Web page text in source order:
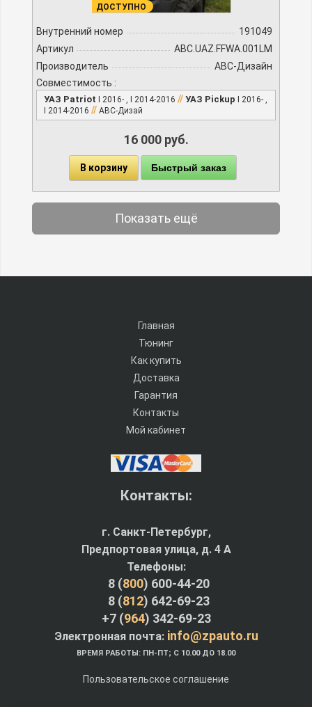
ДОСТУПНО
Внутренний номер
191049
Артикул
ABC.UAZ.FFWA.001LM
Производитель
АВС-Дизайн
Совместимость :
УАЗ Patriot I 2016- , I 2014-2016 // УАЗ Pickup I 2016- ,
I 2014-2016 // АВС-Дизай
16 000 руб.
В корзину Быстрый заказ
Показать ещё
Главная
Тюнинг
Как купить
Доставка
Гарантия
Контакты
Мой кабинет
Контакты:
г. Санкт-Петербург,
Предпортовая улица, д. 4 A
Телефоны:
8 (800) 600-44-20
8 (812) 642-69-23
+7 (964) 342-69-23
Электронная почта: info@zpauto.ru
ВРЕМЯ РАБОТЫ: ПН-ПТ; С 10.00 ДО 18.00
Пользовательское соглашение